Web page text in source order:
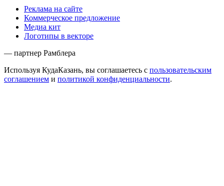
Реклама на сайте
Коммерческое предложение
Медиа кит
Логотипы в векторе
— партнер Рамблера
Используя КудаКазань, вы соглашаетесь с пользовательским
соглашением и политикой конфиденциальности.